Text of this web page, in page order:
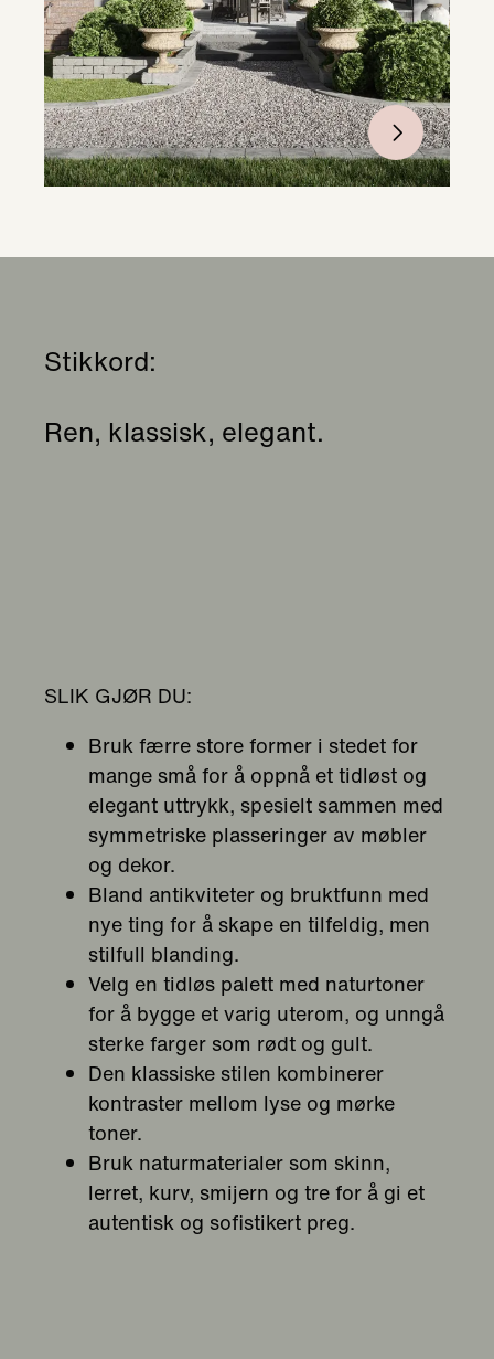
Stikkord:
Ren, klassisk, elegant.
SLIK GJØR DU:
Bruk færre store former i stedet for
mange små for å oppnå et tidløst og
elegant uttrykk, spesielt sammen med
symmetriske plasseringer av møbler
og dekor.
Bland antikviteter og bruktfunn med
nye ting for å skape en tilfeldig, men
stilfull blanding.
Velg en tidløs palett med naturtoner
for å bygge et varig uterom, og unngå
sterke farger som rødt og gult.
Den klassiske stilen kombinerer
kontraster mellom lyse og mørke
toner.
Bruk naturmaterialer som skinn,
lerret, kurv, smijern og tre for å gi et
autentisk og sofistikert preg.